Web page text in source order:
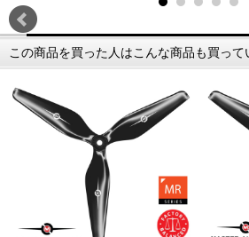
この商品を買った人はこんな商品も買って